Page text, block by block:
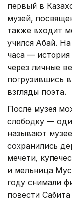
первый в
музей,
также входит
учился Абай.
часа —
через личные
погрузившись
взгляды поэта.
После музея
слободку —
называют
сохранились
мечети,
и мельница
году снимали
повести